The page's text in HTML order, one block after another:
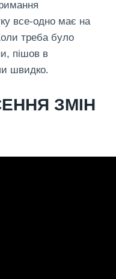
все-одно має на
треба було
пішов в
швидко.
ЗМІН